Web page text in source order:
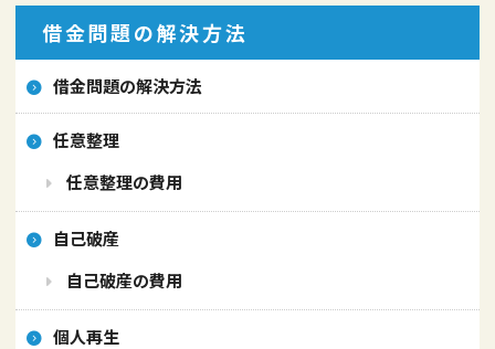
借金問題の解決方法
借金問題の解決方法
任意整理
任意整理の費用
自己破産
自己破産の費用
個人再生